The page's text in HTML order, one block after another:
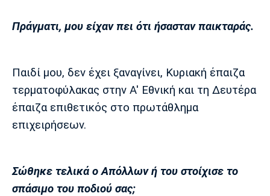
Πράγματι, μου είχαν πει ότι ήσασταν παικταράς.
Παιδί μου, δεν έχει ξαναγίνει, Κυριακή έπαιζα
τερματοφύλακας στην Α' Εθνική και τη Δευτέρα
έπαιζα επιθετικός στο πρωτάθλημα
επιχειρήσεων.
Σώθηκε τελικά ο Απόλλων ή του στοίχισε το
σπάσιμο του ποδιού σας;